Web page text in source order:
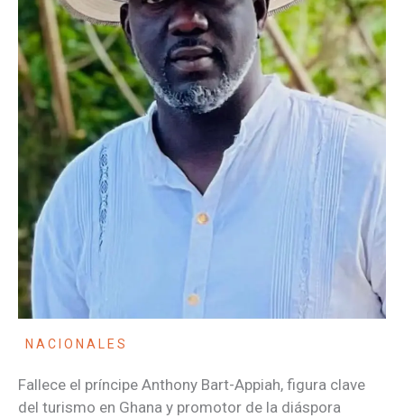
NACIONALES
Fallece el príncipe Anthony Bart-Appiah, figura clave
del turismo en Ghana y promotor de la diáspora